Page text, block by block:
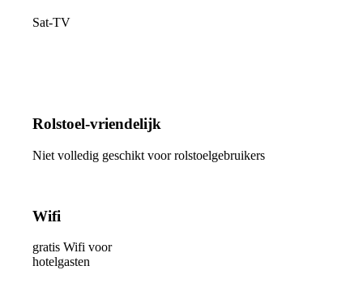
Sat-TV
Rolstoel-vriendelijk
Niet volledig geschikt voor rolstoelgebruikers
Wifi
gratis Wifi voor
hotelgasten